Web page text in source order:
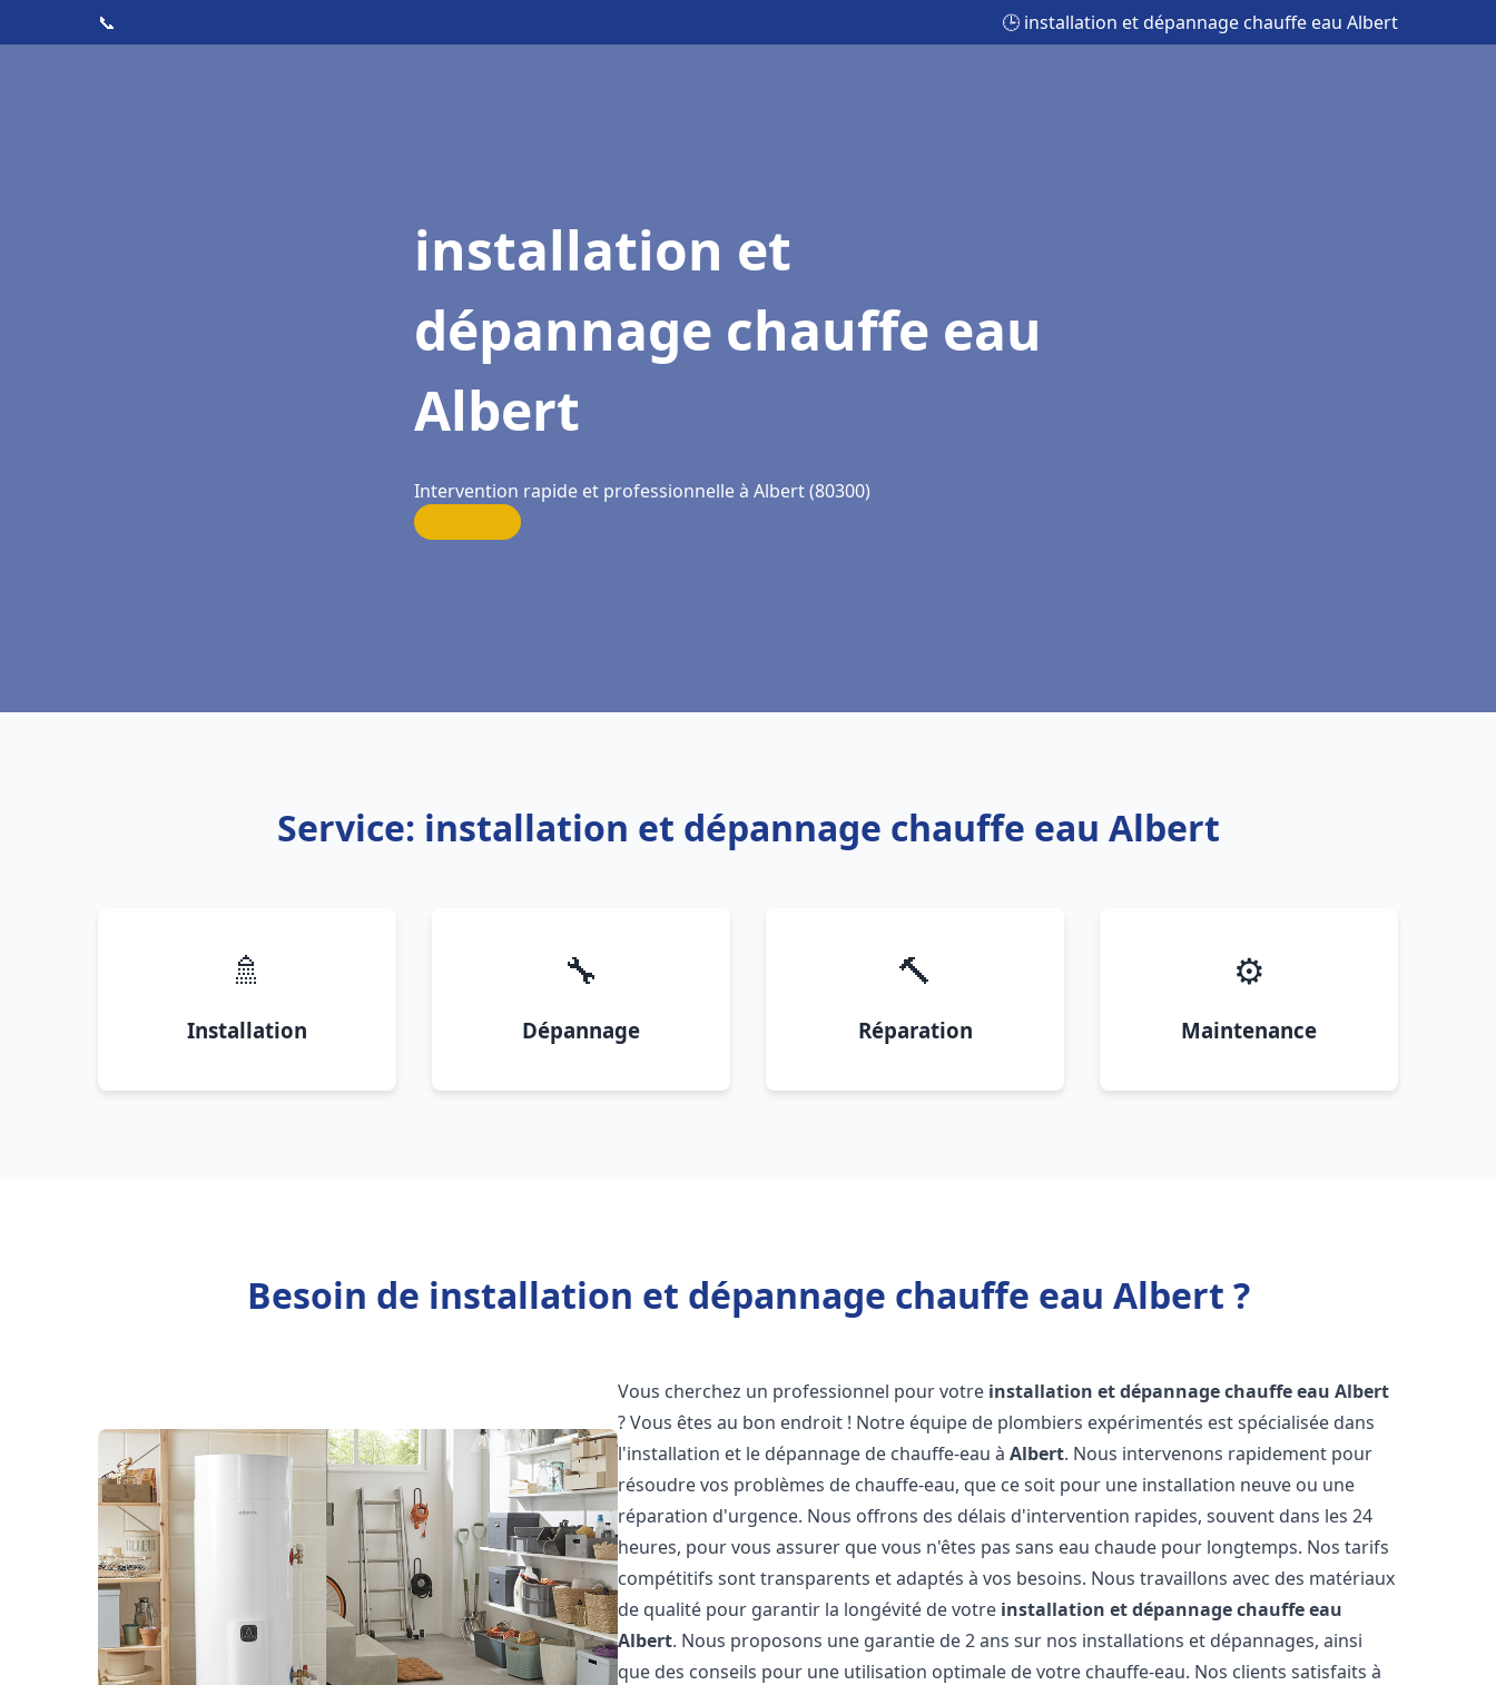
📞 🕒 installation et dépannage chauffe eau Albert
installation et
dépannage chauffe eau
Albert
Intervention rapide et professionnelle à Albert (80300)
Service: installation et dépannage chauffe eau Albert
🚿
Installation
🔧
Dépannage
🔨
Réparation
⚙️
Maintenance
Besoin de installation et dépannage chauffe eau Albert ?
Vous cherchez un professionnel pour votre installation et dépannage chauffe eau Albert
? Vous êtes au bon endroit ! Notre équipe de plombiers expérimentés est spécialisée dans
l'installation et le dépannage de chauffe-eau àAlbert. Nous intervenons rapidement pour
résoudre vos problèmes de chauffe-eau, que ce soit pour une installation neuve ou une
réparation d'urgence. Nous offrons des délais d'intervention rapides, souvent dans les 24
heures, pour vous assurer que vous n'êtes pas sans eau chaude pour longtemps. Nos tarifs
compétitifs sont transparents et adaptés à vos besoins. Nous travaillons avec des matériaux
de qualité pour garantir la longévité de votre installation et dépannage chauffe eau
Albert. Nous proposons une garantie de 2 ans sur nos installations et dépannages, ainsi
que des conseils pour une utilisation optimale de votre chauffe-eau. Nos clients satisfaits à